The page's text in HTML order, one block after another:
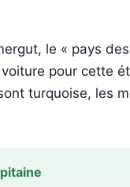
le « pays
pour cette
turquoise, les